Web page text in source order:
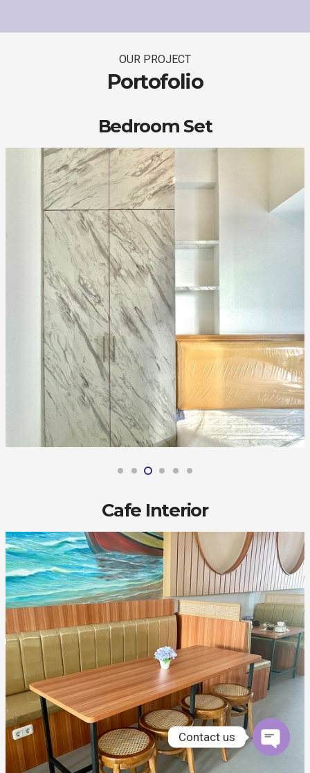
OUR PROJECT
Portofolio
Bedroom Set
Cafe Interior
Contact us
Open